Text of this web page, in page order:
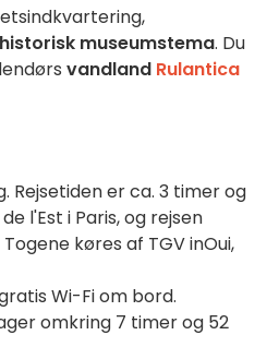
museumstema. Du
vandland Rulantica
Rejsetiden er ca. 3 timer og
l'Est i Paris, og rejsen
køres af TGV inOui,
Wi-Fi om bord.
omkring 7 timer og 52